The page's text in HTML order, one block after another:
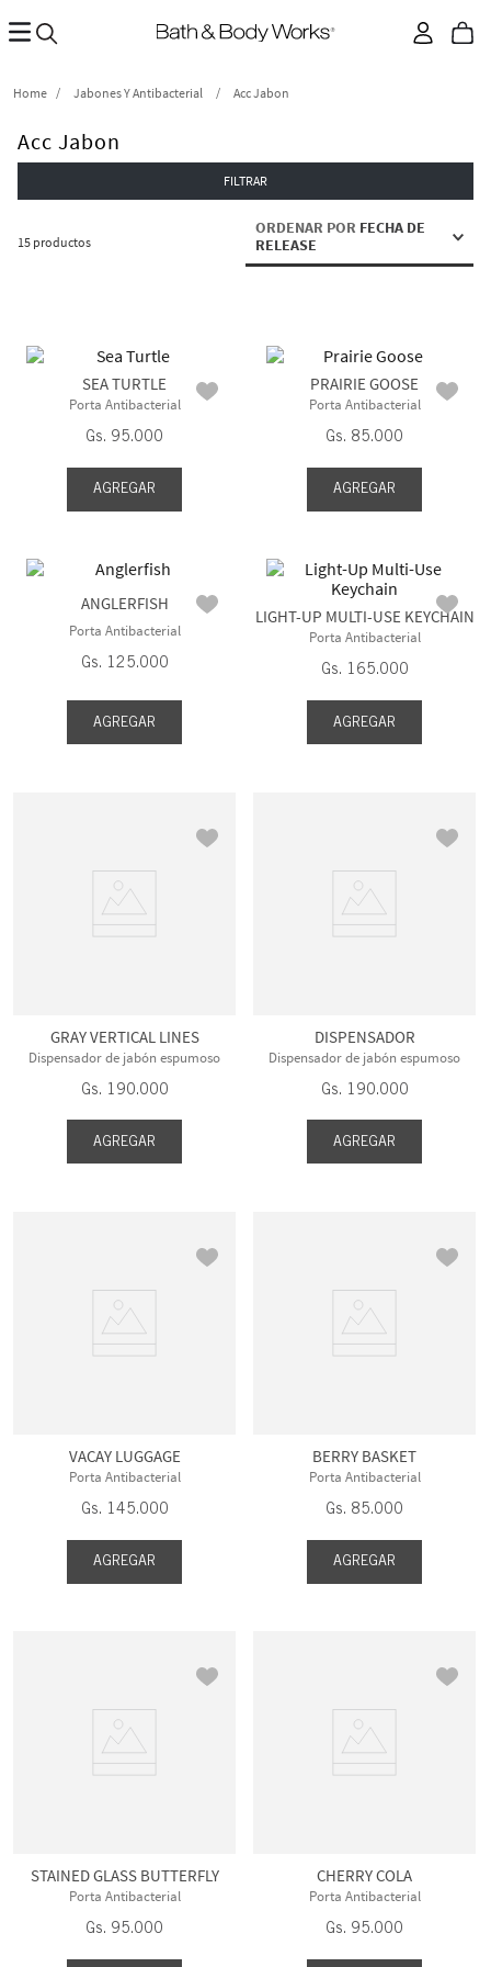
Jabones Y Antibacterial Acc Jabon
Acc Jabon
FILTRAR
15 productos
ORDENAR POR FECHA DE
RELEASE
SEA TURTLE
Porta Antibacterial
Gs. 95.000
AGREGAR
PRAIRIE GOOSE
Porta Antibacterial
Gs. 85.000
AGREGAR
ANGLERFISH
Porta Antibacterial
Gs. 125.000
AGREGAR
LIGHT-UP MULTI-USE KEYCHAIN
Porta Antibacterial
Gs. 165.000
AGREGAR
GRAY VERTICAL LINES
Dispensador de jabón espumoso
Gs. 190.000
AGREGAR
DISPENSADOR
Dispensador de jabón espumoso
Gs. 190.000
AGREGAR
VACAY LUGGAGE
Porta Antibacterial
Gs. 145.000
AGREGAR
BERRY BASKET
Porta Antibacterial
Gs. 85.000
AGREGAR
STAINED GLASS BUTTERFLY
Porta Antibacterial
Gs. 95.000
CHERRY COLA
Porta Antibacterial
Gs. 95.000